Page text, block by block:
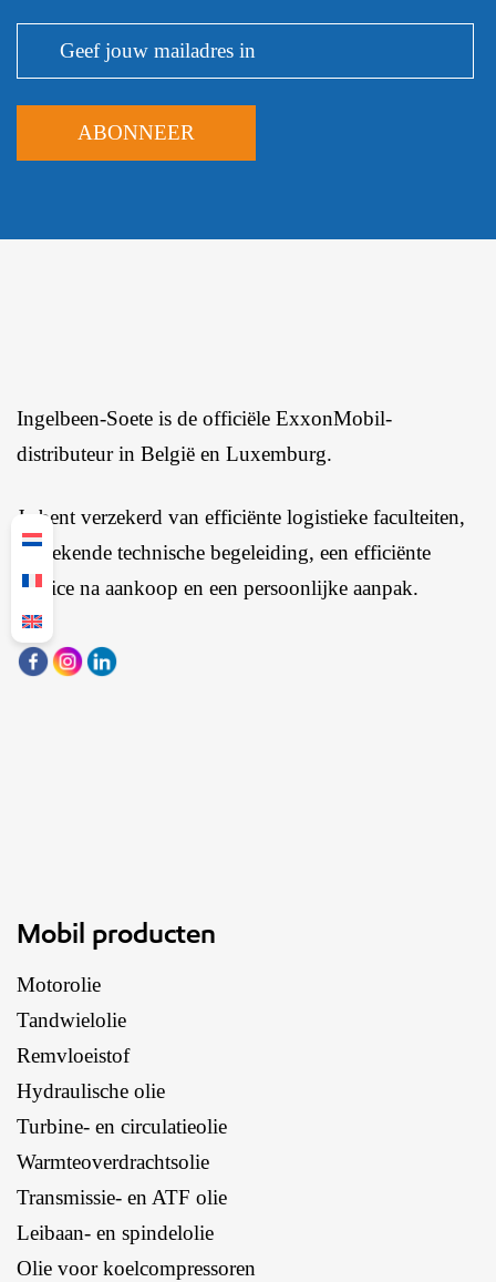
Ingelbeen-Soete is de officiële ExxonMobil-
distributeur in België en Luxemburg.
Je bent verzekerd van efficiënte logistieke faculteiten,
uitstekende technische begeleiding, een efficiënte
service na aankoop en een persoonlijke aanpak.
Mobil producten
Motorolie
Tandwielolie
Remvloeistof
Hydraulische olie
Turbine- en circulatieolie
Warmteoverdrachtsolie
Transmissie- en ATF olie
Leibaan- en spindelolie
Olie voor koelcompressoren